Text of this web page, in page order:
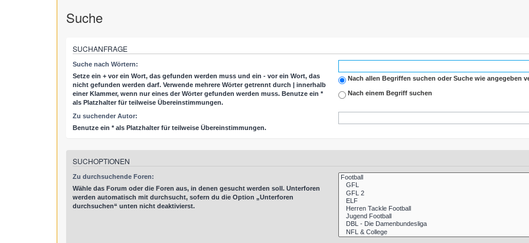
Suche
SUCHANFRAGE
Suche nach Wörtern:
Setze ein + vor ein Wort, das gefunden werden muss und ein - vor ein Wort, das
nicht gefunden werden darf. Verwende mehrere Wörter getrennt durch | innerhalb
einer Klammer, wenn nur eines der Wörter gefunden werden muss. Benutze ein *
als Platzhalter für teilweise Übereinstimmungen.
Nach allen Begriffen suchen oder Suche wie angegeben
Nach einem Begriff suchen
Zu suchender Autor:
Benutze ein * als Platzhalter für teilweise Übereinstimmungen.
SUCHOPTIONEN
Zu durchsuchende Foren:
Wähle das Forum oder die Foren aus, in denen gesucht werden soll. Unterforen
werden automatisch mit durchsucht, sofern du die Option „Unterforen
durchsuchen“ unten nicht deaktivierst.